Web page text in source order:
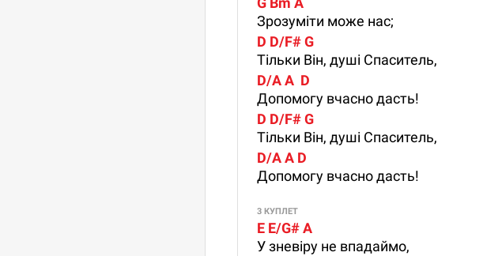
Зрозуміти може нас;
D D/F# G
Тільки Він, душі Спаситель,
D/A A  D
Допомогу вчасно дасть!
D D/F# G
Тільки Він, душі Спаситель,
D/A A D
Допомогу вчасно дасть!
3 КУПЛЕТ
E E/G# A
У зневіру не впадаймо,